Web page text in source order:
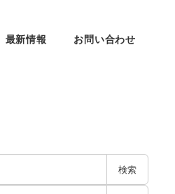
最新情報 お問い合わせ
検索